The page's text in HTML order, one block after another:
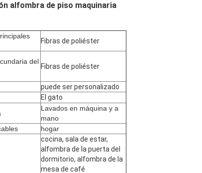
alfombra de piso maquinaria
Fibras de poliéster
del
Fibras de poliéster
puede ser personalizado
El gato
Lavados en máquina y a
mano
hogar
cocina, sala de estar,
alfombra de la puerta del
dormitorio, alfombra de la
mesa de café